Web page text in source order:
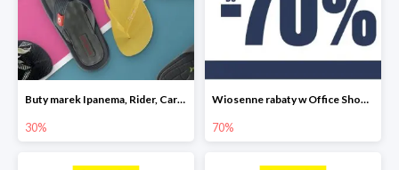
Buty marek Ipanema, Rider, Cartago do -30%
30%
Wiosenne rabaty w Office Shoes do -70%
70%